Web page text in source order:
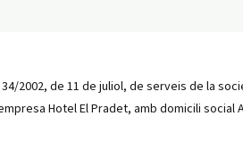
2002, de 11 de juliol, de serveis de la
Hotel El Pradet, amb domicili social